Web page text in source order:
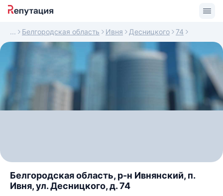
Белгородская область Ивня Десницкого 74
Белгородская область, р-н Ивнянский, п.
Ивня, ул. Десницкого, д. 74